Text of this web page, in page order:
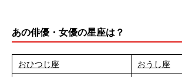
あの俳優・女優の星座は？
おひつじ座
おうし座